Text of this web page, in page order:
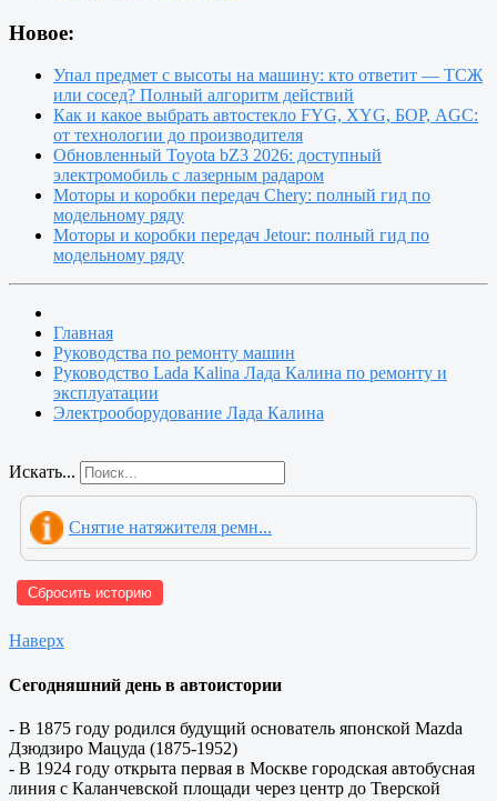
Новое:
Упал предмет с высоты на машину: кто ответит — ТСЖ
или сосед? Полный алгоритм действий
Как и какое выбрать автостекло FYG, XYG, БОР, AGC:
от технологии до производителя
Обновленный Toyota bZ3 2026: доступный
электромобиль с лазерным радаром
Моторы и коробки передач Chery: полный гид по
модельному ряду
Моторы и коробки передач Jetour: полный гид по
модельному ряду
Главная
Руководства по ремонту машин
Руководство Lada Kalina Лада Калина по ремонту и
эксплуатации
Электрооборудование Лада Калина
Искать...
Снятие натяжителя ремн...
Сбросить историю
Наверх
Сегодняшний день в автоистории
- В 1875 году родился будущий основатель японской Mazda
Дзюдзиро Мацуда (1875-1952)
- В 1924 году открыта первая в Москве городская автобусная
линия с Каланчевской площади через центр до Тверской